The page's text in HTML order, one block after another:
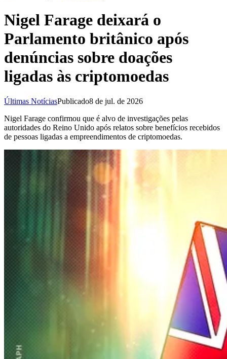
Nigel Farage deixará o
Parlamento britânico após
denúncias sobre doações
ligadas às criptomoedas
Últimas NotíciasPublicado8 de jul. de 2026
Nigel Farage confirmou que é alvo de investigações pelas
autoridades do Reino Unido após relatos sobre benefícios recebidos
de pessoas ligadas a empreendimentos de criptomoedas.